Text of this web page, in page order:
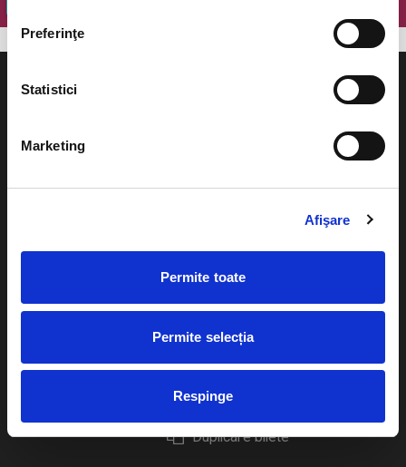
Preferinţe
Statistici
Marketing
Afişare
Permite toate
Permite selecția
Respinge
Plata online sau cash
eBilet printat acasa
Livrare prin curier
Returnare bilete
Duplicare bilete
Evenimente
festivaluri
Pentru copii